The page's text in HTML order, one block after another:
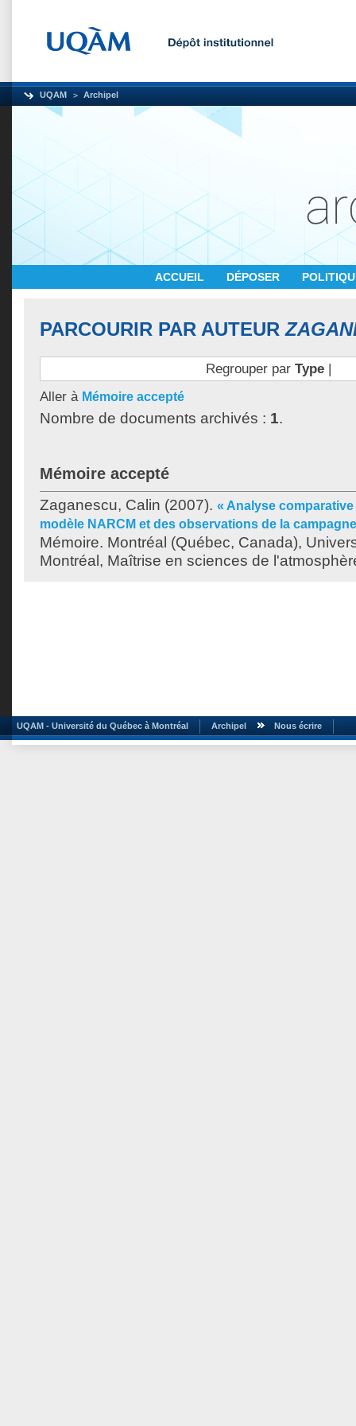
UQAM Archipel
ACCUEIL DÉPOSER
PARCOURIR PAR AUTEUR
Regrouper par Type|
Aller à Mémoire accepté
Nombre de documents archivés : 1.
Mémoire accepté
Zaganescu, Calin (2007). « Analyse
modèle NARCM et des observations de la
Mémoire. Montréal (Québec, Canada),
Montréal, Maîtrise en sciences de
UQAM - Université du Québec à Montréal Archipel Nous écrire